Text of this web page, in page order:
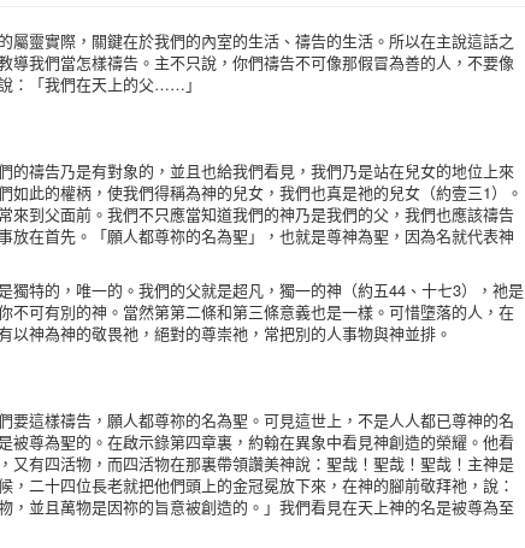
靈實際，關鍵在於我們的內室的生活、禱告的生活。所以在主說這話之
導我們當怎樣禱告。主不只說，你們禱告不可像那假冒為善的人，不要像
：「我們在天上的父……」
禱告乃是有對象的，並且也給我們看見，我們乃是站在兒女的地位上來
如此的權柄，使我們得稱為神的兒女，我們也真是祂的兒女（約壹三1）。
來到父面前。我們不只應當知道我們的神乃是我們的父，我們也應該禱告
在首先。「願人都尊祢的名為聖」，也就是尊神為聖，因為名就代表神
特的，唯一的。我們的父就是超凡，獨一的神（約五44、十七3），祂是
不可有別的神。當然第第二條和第三條意義也是一樣。可惜墮落的人，在
神為神的敬畏祂，絕對的尊崇祂，常把別的人事物與神並排。
這樣禱告，願人都尊祢的名為聖。可見這世上，不是人人都已尊神的名
被尊為聖的。在啟示錄第四章裏，約翰在異象中看見神創造的榮耀。他看
又有四活物，而四活物在那裏帶領讚美神說：聖哉！聖哉！聖哉！主神是
二十四位長老就把他們頭上的金冠冕放下來，在神的腳前敬拜祂，說：
，並且萬物是因祢的旨意被創造的。」我們看見在天上神的名是被尊為至